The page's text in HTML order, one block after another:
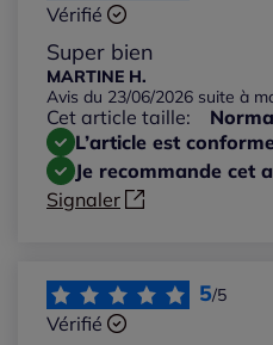
Les plus anciens
Notes les plus élevées
Notes les plus basses
Vérifié
Super bien
MARTINE H.
Avis du 23/06/2026 suite à
Cet article taille:
L’article est
Je recommande cet
Signaler
5/5
Vérifié